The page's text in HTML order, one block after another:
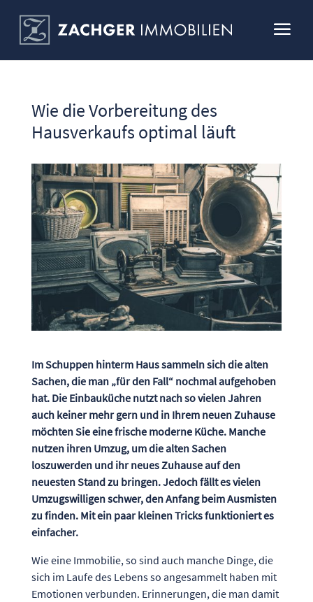
Wie die Vorbereitung des
Hausverkaufs optimal läuft
Im Schuppen hinterm Haus sammeln sich die alten
Sachen, die man „für den Fall“ nochmal aufgehoben
hat. Die Einbauküche nutzt nach so vielen Jahren
auch keiner mehr gern und in Ihrem neuen Zuhause
möchten Sie eine frische moderne Küche. Manche
nutzen ihren Umzug, um die alten Sachen
loszuwerden und ihr neues Zuhause auf den
neuesten Stand zu bringen. Jedoch fällt es vielen
Umzugswilligen schwer, den Anfang beim Ausmisten
zu finden. Mit ein paar kleinen Tricks funktioniert es
einfacher.
Wie eine Immobilie, so sind auch manche Dinge, die
sich im Laufe des Lebens so angesammelt haben mit
Emotionen verbunden. Erinnerungen, die man damit